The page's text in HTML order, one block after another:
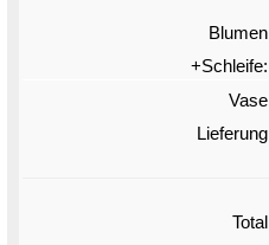
Blumen
+Schleife:
Vase
Lieferung
Total